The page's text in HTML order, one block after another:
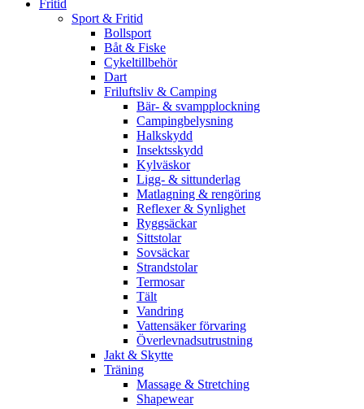
Fritid
Sport & Fritid
Bollsport
Båt & Fiske
Cykeltillbehör
Dart
Friluftsliv & Camping
Bär- & svampplockning
Campingbelysning
Halkskydd
Insektsskydd
Kylväskor
Ligg- & sittunderlag
Matlagning & rengöring
Reflexer & Synlighet
Ryggsäckar
Sittstolar
Sovsäckar
Strandstolar
Termosar
Tält
Vandring
Vattensäker förvaring
Överlevnadsutrustning
Jakt & Skytte
Träning
Massage & Stretching
Shapewear